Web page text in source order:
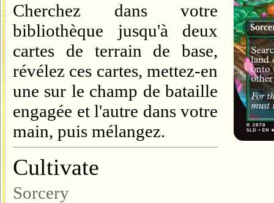
Cherchez dans votre
bibliothèque jusqu'à deux
cartes de terrain de base,
révélez ces cartes, mettez-en
une sur le champ de bataille
engagée et l'autre dans votre
main, puis mélangez.
Cultivate
Sorcery